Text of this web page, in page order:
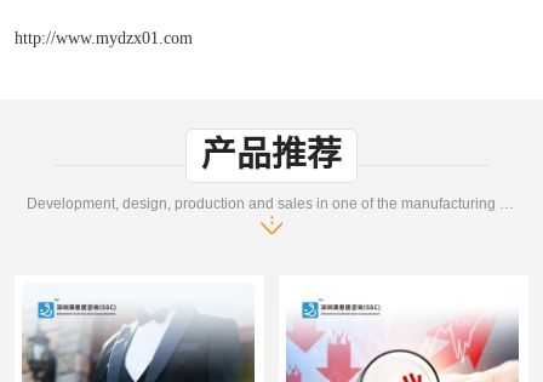
http://www.mydzx01.com
产品推荐